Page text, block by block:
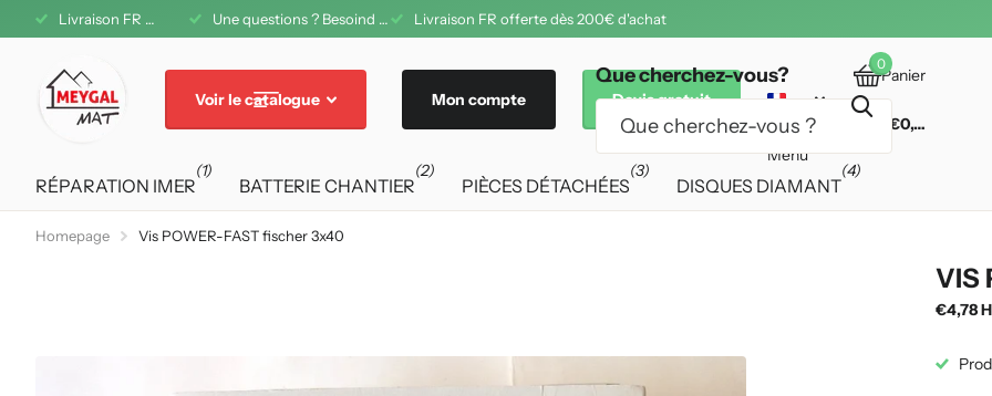
Livraison FR offerte dès 200€ d'achat Une questions ? Besoind d'aide ? A votre service au 04 71 08 42 11
08 42 11 Livraison FR offerte dès 200€ d'achat
Voir le catalogue
Que cherchez-vous?
Mon compte Devis gratuit
Menu
Panier
0
€0,00
RÉPARATION IMER
(1)
BATTERIE CHANTIER
(2)
PIÈCES DÉTACHÉES
(3)
DISQUES DIAMANT
(4)
Homepage Vis POWER-FAST fischer 3x40
VIS
€4,78